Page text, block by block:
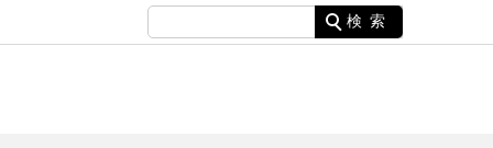
検索